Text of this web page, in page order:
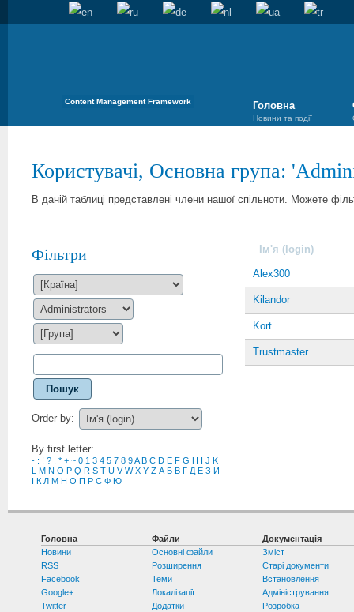
Content Management Framework Головна
Новини та події
Користувачі, Основна група: '
В даній таблиці представлені члени нашої спільноти. Можете
Фільтри
Пошук
Order by:
By first letter:
- : ! ? * + ~ 0 1 3 4 5 7 8 9A B C D E F G H J K
M N O P Q R S T U V W X Y Z А Б В Г Д Е З И
К Л М Н О П Р С Ф Ю
Ім'я (login)
Alex300
Kilandor
Kort
Trustmaster
Головна
Новини
RSS
Facebook
Google+
Twitter
Файли
Основні файли
Розширення
Теми
Локалізації
Додатки
Документація
Зміст
Старі документи
Встановлення
Адміністрування
Розробка